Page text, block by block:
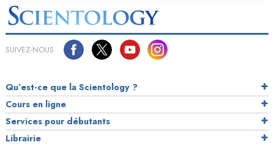
SUIVEZ-NOUS
Qu’est-ce que la Scientology ?
Cours en ligne
Services pour débutants
Librairie